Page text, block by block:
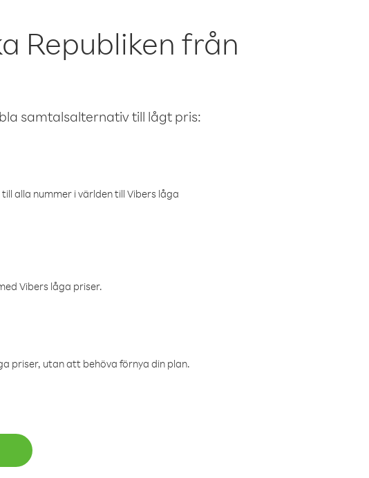
Republiken från
samtalsalternativ till lågt pris:
alla nummer i världen till Vibers låga
Vibers låga priser.
priser, utan att behöva förnya din plan.